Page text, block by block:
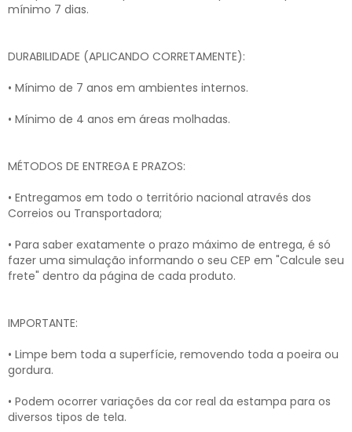
mínimo 7 dias.
DURABILIDADE (APLICANDO CORRETAMENTE):
• Mínimo de 7 anos em ambientes internos.
• Mínimo de 4 anos em áreas molhadas.
MÉTODOS DE ENTREGA E PRAZOS:
• Entregamos em todo o território nacional através dos
Correios ou Transportadora;
• Para saber exatamente o prazo máximo de entrega, é só
fazer uma simulação informando o seu CEP em "Calcule seu
frete" dentro da página de cada produto.
IMPORTANTE:
• Limpe bem toda a superfície, removendo toda a poeira ou
gordura.
• Podem ocorrer variações da cor real da estampa para os
diversos tipos de tela.